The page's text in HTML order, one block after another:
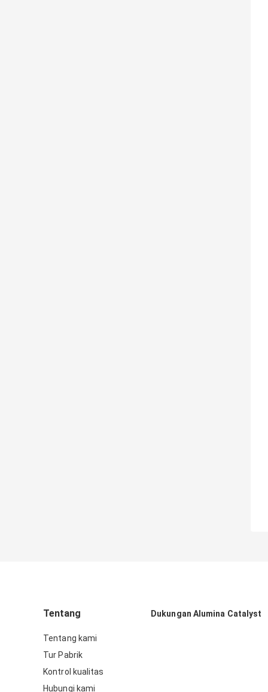
Tentang
Tentang kami
Tur Pabrik
Kontrol kualitas
Hubungi kami
Dukungan Alumina Catalyst